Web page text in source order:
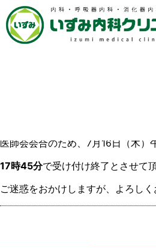
医師会会合のため、7月16日（木）
17時45分で受け付け終了とさせて
ご迷惑をおかけしますが、よろしく